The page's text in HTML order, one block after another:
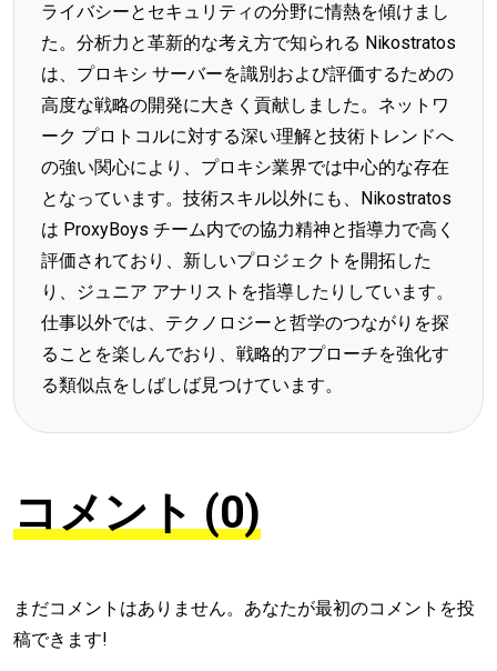
ライバシーとセキュリティの分野に情熱を傾けまし
た。分析力と革新的な考え方で知られる Nikostratos
は、プロキシ サーバーを識別および評価するための
高度な戦略の開発に大きく貢献しました。ネットワ
ーク プロトコルに対する深い理解と技術トレンドへ
の強い関心により、プロキシ業界では中心的な存在
となっています。技術スキル以外にも、Nikostratos
は ProxyBoys チーム内での協力精神と指導力で高く
評価されており、新しいプロジェクトを開拓した
り、ジュニア アナリストを指導したりしています。
仕事以外では、テクノロジーと哲学のつながりを探
ることを楽しんでおり、戦略的アプローチを強化す
る類似点をしばしば見つけています。
コメント (0)
まだコメントはありません。あなたが最初のコメントを投
稿できます!